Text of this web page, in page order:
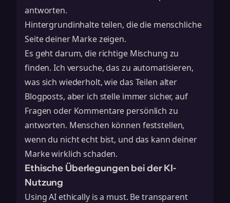
antworten.
Hintergrundinhalte teilen, die die menschliche
Seite deiner Marke zeigen.
Es geht darum, die richtige Mischung zu
finden. Ich versuche, das zu automatisieren,
was sich wiederholt, wie das Teilen alter
Blogposts, aber ich stelle immer sicher, auf
Fragen oder Kommentare persönlich zu
antworten. Menschen können feststellen,
wenn du nicht echt bist, und das kann deiner
Marke wirklich schaden.
Ethische Überlegungen bei der KI-
Nutzung
Using AI ethically is a must. Be transparent